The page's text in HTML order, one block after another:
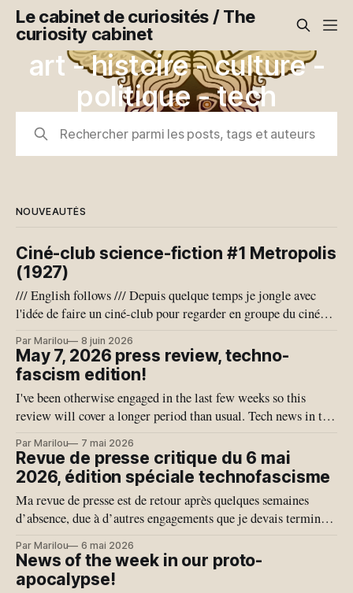
Le cabinet de curiosités / The
curiosity cabinet
art - histoire - culture -
politique - tech
Rechercher parmi les posts, tags et auteurs
NOUVEAUTÉS
Ciné-club science-fiction #1 Metropolis
(1927)
/// English follows /// Depuis quelque temps je jongle avec
l'idée de faire un ciné-club pour regarder en groupe du cinéma
que notre conjoncture géo-politique actuelle se prête bien à
l'exercice de
Par Marilou 8 juin 2026
May 7, 2026 press review, techno-
fascism edition!
I've been otherwise engaged in the last few weeks so this
review will cover a longer period than usual. Tech news in the
glimpse of our possible techno-fascist near future. This
edition is more specifically
Par Marilou 7 mai 2026
Revue de presse critique du 6 mai
2026, édition spéciale technofascisme
Ma revue de presse est de retour après quelques semaines
d’absence, due à d’autres engagements que je devais terminer.
nouvelles en Tech du dernier mois nous ont offert quelques
joyaux, nous exposant une vision de notre proche avenir
Par Marilou 6 mai 2026
News of the week in our proto-
apocalypse!